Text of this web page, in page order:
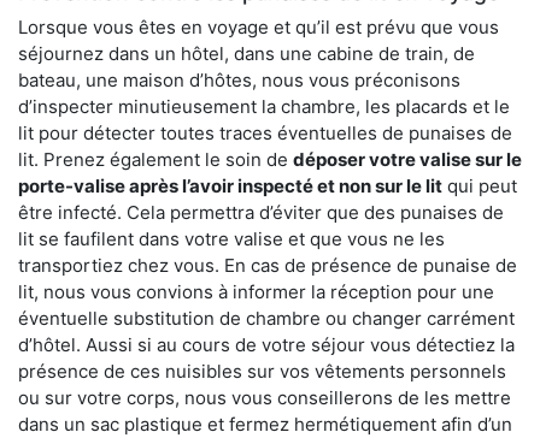
Lorsque vous êtes en voyage et qu’il est prévu que vous
séjournez dans un hôtel, dans une cabine de train, de
bateau, une maison d’hôtes, nous vous préconisons
d’inspecter minutieusement la chambre, les placards et le
lit pour détecter toutes traces éventuelles de punaises de
lit. Prenez également le soin de déposer votre valise sur le
porte-valise après l’avoir inspecté et non sur le lit qui peut
être infecté. Cela permettra d’éviter que des punaises de
lit se faufilent dans votre valise et que vous ne les
transportiez chez vous. En cas de présence de punaise de
lit, nous vous convions à informer la réception pour une
éventuelle substitution de chambre ou changer carrément
d’hôtel. Aussi si au cours de votre séjour vous détectiez la
présence de ces nuisibles sur vos vêtements personnels
ou sur votre corps, nous vous conseillerons de les mettre
dans un sac plastique et fermez hermétiquement afin d’un